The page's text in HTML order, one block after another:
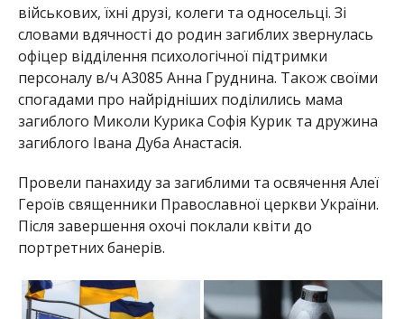
військових, їхні друзі, колеги та односельці. Зі
словами вдячності до родин загиблих звернулась
офіцер відділення психологічної підтримки
персоналу в/ч А3085 Анна Груднина. Також своїми
спогадами про найрідніших поділились мама
загиблого Миколи Курика Софія Курик та дружина
загиблого Івана Дуба Анастасія.
Провели панахиду за загиблими та освячення Алеї
Героїв священники Православної церкви України.
Після завершення охочі поклали квіти до
портретних банерів.